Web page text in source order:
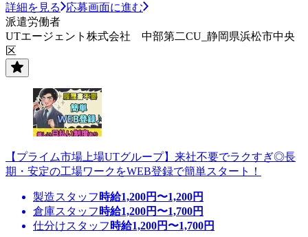
詳細を見る
応募画面に進む
派遣労働者
UTエージェント株式会社 中部第二CU_静岡県浜松市中央
区
【プライム市場上場UTグループ】来社不要でラクすぎ◎長
期・安定の工場ワークをWEB登録で簡単スタート！
製造スタッフ 時給1,200円〜1,200円
倉庫スタッフ 時給1,200円〜1,700円
仕分けスタッフ 時給1,200円〜1,700円